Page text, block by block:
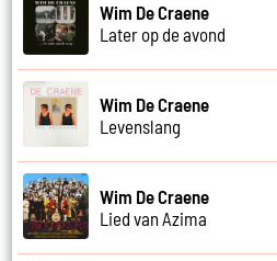
Wim De Craene
Later op de avond
Wim De Craene
Levenslang
Wim De Craene
Lied van Azima